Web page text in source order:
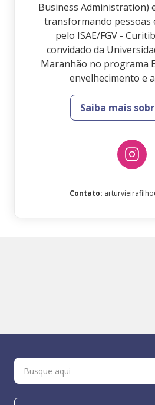
Business Administration)
transformando pessoas
pelo ISAE/FGV -
convidado da
Maranhão no programa
envelhecimento e
Saiba mais
Contato: